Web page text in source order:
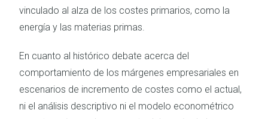
vinculado al alza de los costes primarios, como la
energía y las materias primas.
En cuanto al histórico debate acerca del
comportamiento de los márgenes empresariales en
escenarios de incremento de costes como el actual,
ni el análisis descriptivo ni el modelo econométrico